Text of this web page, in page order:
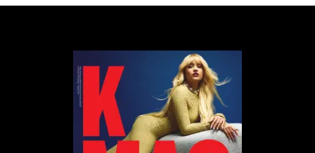
W związku z pracami sejmowej komisji kultury nad
nowelizacją, środowisko filmowe zapowiedziało
protest pod budynkiem Sejmu oraz briefing
prasowy. Na wydarzeniu będą obecne
stowarzyszenia twórców, m.in. Koła Młodych SFP,